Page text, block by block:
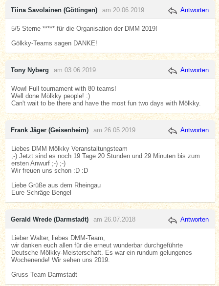
Tiina Savolainen (Göttingen) am 20.06.2019 Antworten
5/5 Sterne ***** für die Organisation der DMM 2019!
Gölkky-Teams sagen DANKE!
Tony Nyberg am 03.06.2019 Antworten
Wow! Full tournament with 80 teams!
Well done Mölkky people! :)
Can't wait to be there and have the most fun two days with Mölkky.
Frank Jäger (Geisenheim) am 26.05.2019 Antworten
Liebes DMM Mölkky Veranstaltungsteam
;-) Jetzt sind es noch 19 Tage 20 Stunden und 29 Minuten bis zum
ersten Anwurf ;-) ;-)
Wir freuen uns schon :D :D
Liebe Grüße aus dem Rheingau
Eure Schräge Bengel
Gerald Wrede (Darmstadt) am 26.07.2018 Antworten
Lieber Walter, liebes DMM-Team,
wir danken euch allen für die erneut wunderbar durchgeführte
Deutsche Mölkky-Meisterschaft. Es war ein rundum gelungenes
Wochenende! Wir sehen uns 2019.
Gruss Team Darmstadt